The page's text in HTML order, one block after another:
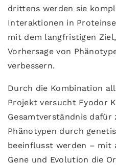
drittens werden sie
Interaktionen in
mit dem langfristigen
Vorhersage von
verbessern.
Durch die Kombination
Projekt versucht Fyodor
Gesamtverständnis dafür
Phänotypen durch
beeinflusst werden – mit
Gene und Evolution die